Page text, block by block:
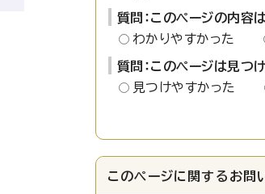
質問：このページの内容
わかりやすかった
質問：このページは見つ
見つけやすかった
このページに関する お問